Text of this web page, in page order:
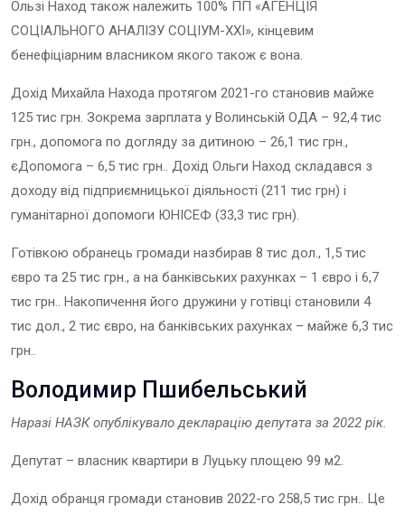
Ользі Наход також належить 100% ПП «АГЕНЦІЯ
СОЦІАЛЬНОГО АНАЛІЗУ СОЦІУМ-ХХІ», кінцевим
бенефіціарним власником якого також є вона.
Дохід Михайла Находа протягом 2021-го становив майже
125 тис грн. Зокрема зарплата у Волинській ОДА – 92,4тис
грн., допомога по догляду за дитиною – 26,1 тис грн.,
єДопомога – 6,5 тис грн.. Дохід Ольги Наход складався з
доходу від підприємницької діяльності (211 тис грн) і
гуманітарної допомоги ЮНІСЕФ (33,3 тис грн).
Готівкою обранець громади назбирав 8 тис дол., 1,5 тис
євро та 25 тис грн., а на банківських рахунках – 1 євро і 6,7
тис грн.. Накопичення його дружини у готівці становили 4
тис дол., 2 тис євро, на банківських рахунках – майже 6,3 тис
грн..
Володимир Пшибельський
Наразі НАЗК опублікувало декларацію депутата за 2022 рік.
Депутат – власник квартири в Луцьку площею 99 м2.
Дохід обранця громади становив 2022-го 258,5 тис грн.. Це